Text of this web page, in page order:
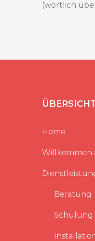
(wörtlich
Home
Willkommen
Beratung
Schulung